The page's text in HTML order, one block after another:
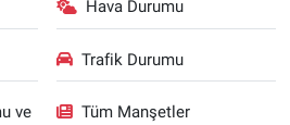
Hava Durumu
Trafik Durumu
ve
Tüm Manşetler